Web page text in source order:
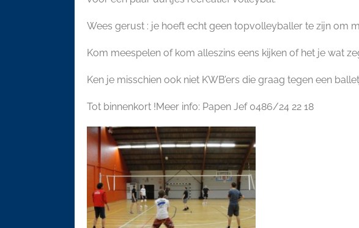
Wees gerust : je hoeft echt geen topvolleyballer te zijn om
Kom meespelen of kom alleszins eens kijken of het je wat
Ken je misschien ook niet KWB’ers die graag tegen een
Tot binnenkort !Meer info: Papen Jef 0486/24 22 18